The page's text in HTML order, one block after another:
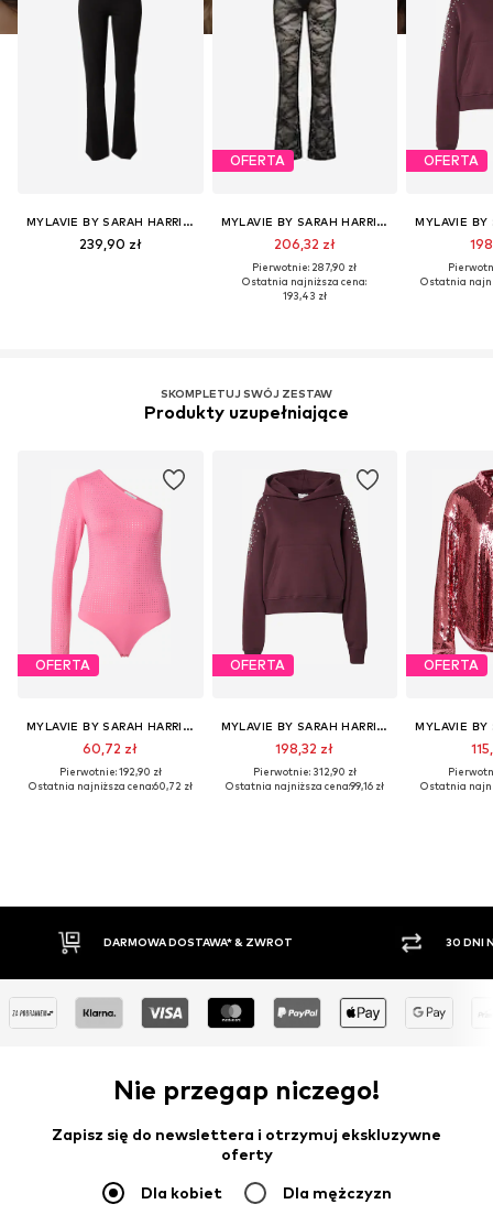
MYLAVIE BY SARAH HARRISON
239,90 zł
OFERTA
MYLAVIE BY SARAH HARRISON
206,32 zł
Pierwotnie: 287,90 zł
Ostatnia najniższa cena:
193,43 zł
OFERTA
Ostatnia
SKOMPLETUJ SWÓJ ZESTAW
Produkty uzupełniające
OFERTA
MYLAVIE BY SARAH HARRISON
60,72 zł
Pierwotnie: 192,90 zł
Ostatnia najniższa cena:60,72 zł
OFERTA
MYLAVIE BY SARAH HARRISON
198,32 zł
Pierwotnie: 312,90 zł
Ostatnia najniższa cena:99,16 zł
OFERTA
Ostatnia
30 DNI NA ZWROT TOWARU
Nie przegap niczego!
Zapisz się do newslettera i otrzymuj ekskluzywne
oferty
Dla kobiet Dla mężczyzn